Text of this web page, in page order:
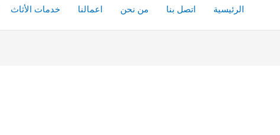
الرئيسية اتصل بنا من نحن اعمالنا خدمات الأثاث